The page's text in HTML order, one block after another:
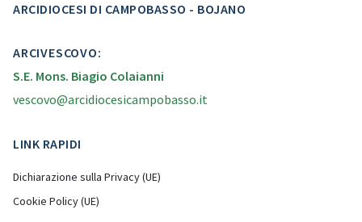
ARCIDIOCESI DI CAMPOBASSO - BOJANO
ARCIVESCOVO:
S.E. Mons. Biagio Colaianni
vescovo@arcidiocesicampobasso.it
LINK RAPIDI
Dichiarazione sulla Privacy (UE)
Cookie Policy (UE)